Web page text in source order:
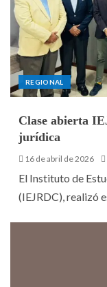
REGIONAL
Clase abierta
jurídica
16 de abril de 2026
El Instituto de
(IEJRDC), realizó